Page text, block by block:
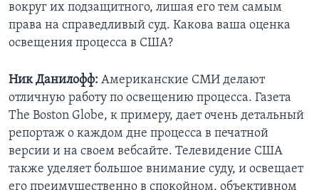
вокруг их подзащитного, лишая его тем самым
права на справедливый суд. Какова ваша оценка
освещения процесса в США?
Ник Данилофф: Американские СМИ делают
отличную работу по освещению процесса. Газета
The Boston Globe, к примеру, дает очень детальный
репортаж о каждом дне процесса в печатной
версии и на своем вебсайте. Телевидение США
также уделяет большое внимание суду, и освещает
его преимущественно в спокойном, объективном